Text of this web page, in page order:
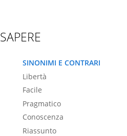
SAPERE
SINONIMI E CONTRARI
Libertà
Facile
Pragmatico
Conoscenza
Riassunto